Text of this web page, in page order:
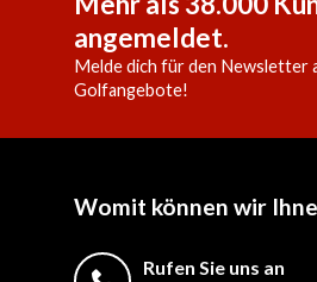
angemeldet.
Melde dich für den Newsletter
Golfangebote!
Womit können wir
Rufen Sie uns an